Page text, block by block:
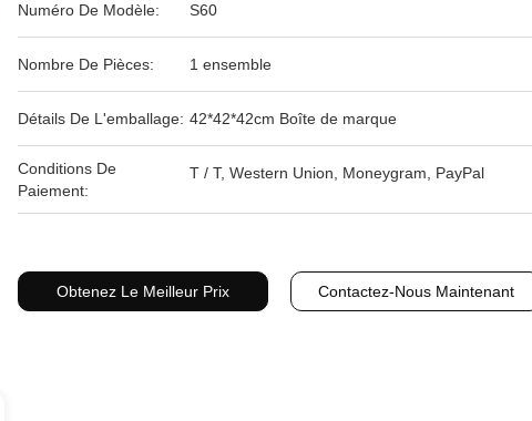
Numéro De Modèle: S60
Nombre De Pièces: 1 ensemble
Détails De L'emballage: 42*42*42cm Boîte de marque
Conditions De
Paiement:
T / T, Western Union, Moneygram, PayPal
Obtenez Le Meilleur Prix Contactez-Nous Maintenant